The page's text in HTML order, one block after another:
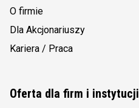
O firmie
Dla Akcjonariuszy
Kariera / Praca
Oferta dla firm i instytucji